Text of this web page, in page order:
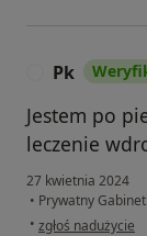
Pk
Jestem po
leczenie
27 kwietnia 2024
• Prywatny
• w opinii
zgłoś nadużycie